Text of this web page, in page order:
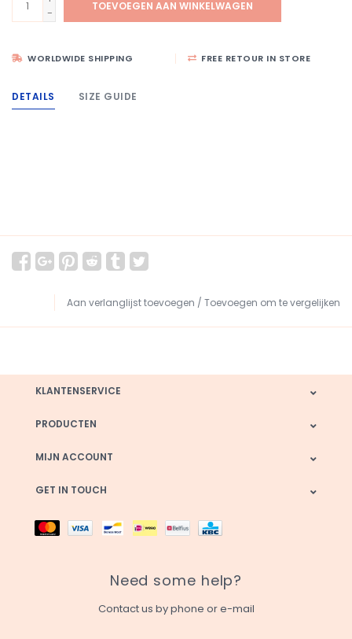
-
TOEVOEGEN AAN WINKELWAGEN
WORLDWIDE SHIPPING FREE RETOUR IN STORE
DETAILS SIZE GUIDE
Aan verlanglijst toevoegen / Toevoegen om te vergelijken
KLANTENSERVICE
PRODUCTEN
MIJN ACCOUNT
GET IN TOUCH
Need some help?
Contact us by phone or e-mail